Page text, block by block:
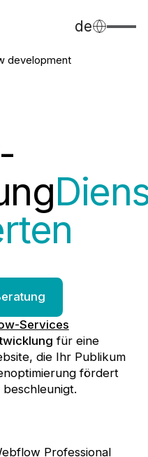
de
development
Services
für eine
die Ihr Publikum
fördert